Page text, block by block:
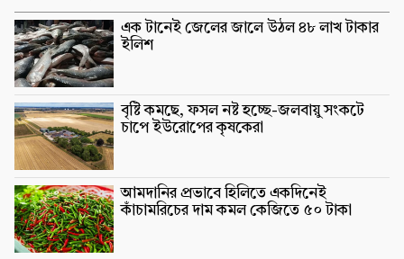
এক টানেই জেলের জালে উঠল ৪৮ লাখ টাকার
ইলিশ
বৃষ্টি কমছে, ফসল নষ্ট হচ্ছে-জলবায়ু সংকটে
চাপে ইউরোপের কৃষকেরা
আমদানির প্রভাবে হিলিতে একদিনেই
কাঁচামরিচের দাম কমল কেজিতে ৫০ টাকা